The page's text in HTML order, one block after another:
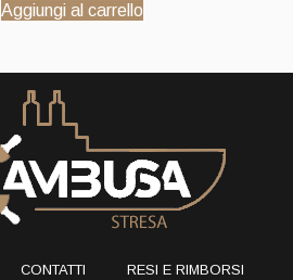
Aggiungi al carrello
CONTATTI RESI E RIMBORSI